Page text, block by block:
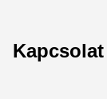
Kapcsolat